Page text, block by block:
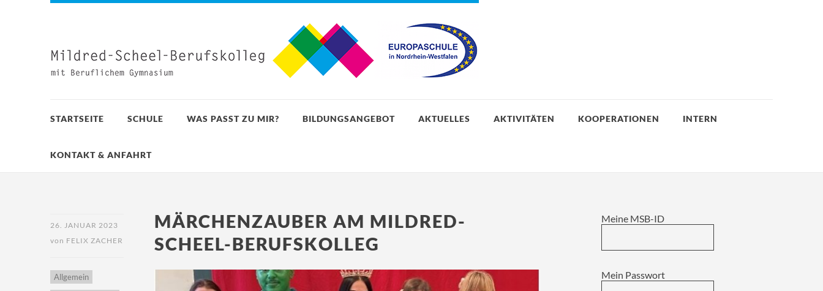
STARTSEITE SCHULE WAS PASST ZU MIR? BILDUNGSANGEBOT AKTUELLES AKTIVITÄTEN KOOPERATIONEN INTERN
KONTAKT & ANFAHRT
26. JANUAR 2023
von FELIX ZACHER
Allgemein
MÄRCHENZAUBER AM MILDRED-
SCHEEL-BERUFSKOLLEG
Meine MSB-ID
Mein Passwort